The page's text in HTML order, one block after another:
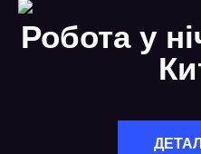
Робота у